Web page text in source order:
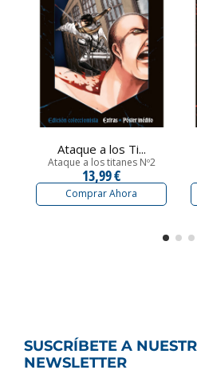
Ataque a los Ti...
Ataque a los titanes Nº2
13,99 €
Comprar Ahora
SUSCRÍBETE A
NEWSLETTER